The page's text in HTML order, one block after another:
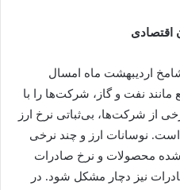
اقتصادی
شامخ اردیبهشت ماه امسال
مانند نفت و گاز، شرکت‌ها را با
از شرکت‌ها، بی‌ثباتی نرخ ارز
است. نوسانات ارز و چند نرخی
محصولات و نرخ صادرات
نیز دچار مشکل شود. در